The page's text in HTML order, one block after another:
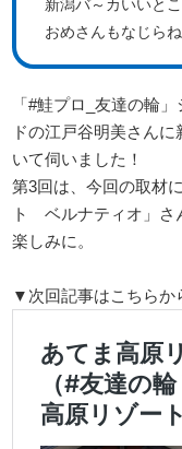
新潟バ～カいいと
おめさんもなじらね
「#鮭プロ_友達の輪
ドの江戸谷明美さん
いて伺いました！
第3回は、今回の取材
ト ベルナティオ」さ
楽しみに。
▼次回記事はこちらか